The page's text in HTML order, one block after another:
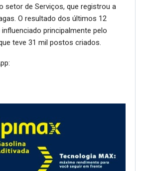
setor de Serviços, que registrou a
O resultado dos últimos 12
principalmente pelo
teve 31 mil postos criados.